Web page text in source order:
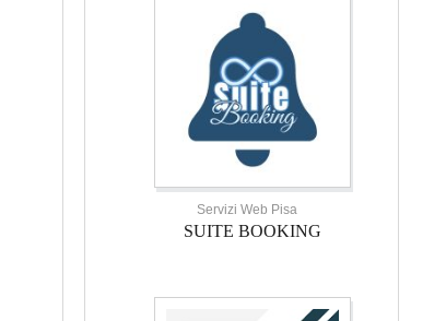
Servizi Web Pisa
SUITE BOOKING